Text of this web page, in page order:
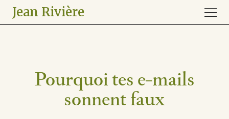
Jean Rivière
Pourquoi tes e-mails
sonnent faux